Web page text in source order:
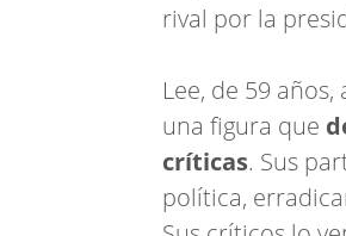
rival por la
Lee, de 59
una figura que
críticas. Sus
política,